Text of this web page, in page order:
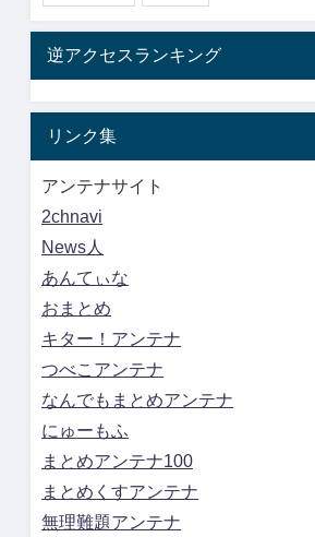
逆アクセスランキング
リンク集
アンテナサイト
2chnavi
News人
あんてぃな
おまとめ
キター！アンテナ
つべこアンテナ
なんでもまとめアンテナ
にゅーもふ
まとめアンテナ100
まとめくすアンテナ
無理難題アンテナ